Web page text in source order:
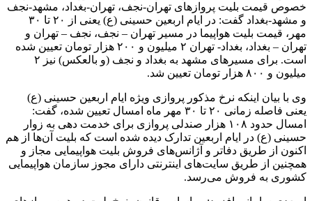
خصوص قیمت بلیت پروازهای تهران-نجف، تهران-بغداد، مشهد-نجف
و مشهد-بغداد گفت: در ایام اربعین حسینی (ع) یعنی از ۲۰ تا ۳۰
مهر، قیمت بلیت هواپیما در مسیر تهران – نجف، نجف – تهران و
تهران – بغداد، بغداد- تهران ۲ میلیون و ۲۰۰ هزار تومان تعیین شده
است. برای مسیرهای مشهد به بغداد و نجف (و بالعکس) نیز ۲
میلیون و ۸۰۰ هزار تومان تعیین شد.
وی با بیان اینکه نرخ مذکور پروازی ویژه ایام اربعین حسینی (ع)
یعنی فاصله زمانی ۲۰ تا ۳۰ مهر ماه امسال تعیین شده، گفت:
امسال حدود ۱۰۸ هزار صندلی پروازی برای خدمت دهی به زوار
حسینی (ع) در ایام اربعین تدارک دیده شده است که بلیت آن‌ها از هم
اکنون از طریق دفاتر و آژانس‌های فروش بلیت هواپیمایی مجاز و
همچنین از طریق سایت‌های اینترنتی دارای مجوز سازمان هواپیمایی
کشوری به فروش می‌رسد.